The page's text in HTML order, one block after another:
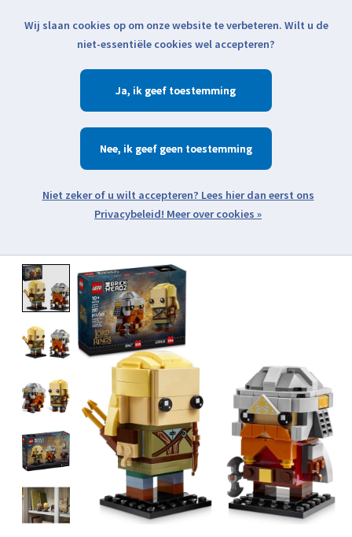
Klik voor actuele verzendinformatie...
Verlanglijst
Zoeken
Open webshop menu
Product image slideshow Items
Wij slaan cookies op om onze website te verbeteren. Wilt u de
niet-essentiële cookies wel accepteren?
Ja
Nee
Meer over cookies »